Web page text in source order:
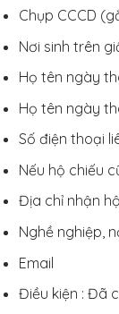
Chụp CCCD
Nơi sinh trên
Họ tên ngày
Họ tên ngày
Số điện thoại
Nếu hộ chiếu
Địa chỉ nhận
Nghề nghiệp,
Email
Điều kiện : Đã